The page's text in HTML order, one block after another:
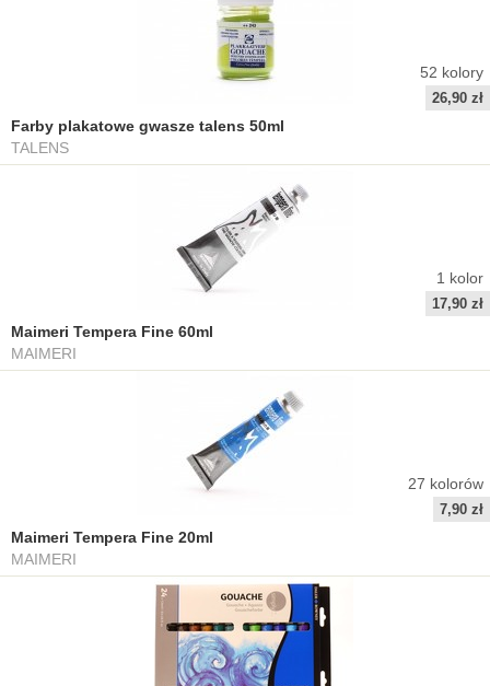
52 kolory
26,90 zł
Farby plakatowe gwasze talens 50ml
TALENS
1 kolor
17,90 zł
Maimeri Tempera Fine 60ml
MAIMERI
27 kolorów
7,90 zł
Maimeri Tempera Fine 20ml
MAIMERI